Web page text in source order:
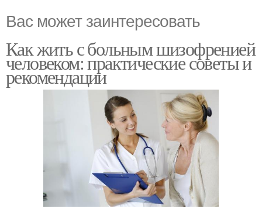
Вас может заинтересовать
Как жить с больным шизофренией
человеком: практические советы и
рекомендации